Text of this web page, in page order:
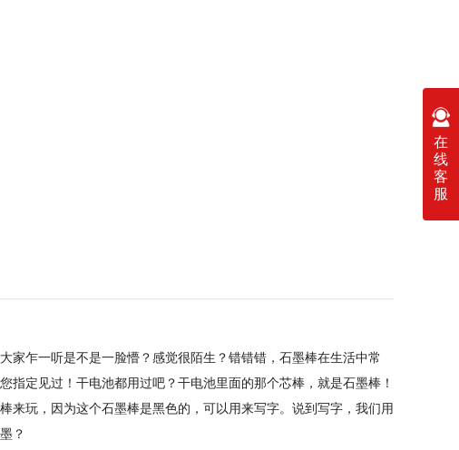
家乍一听是不是一脸懵？感觉很陌生？错错错，石墨棒在生活中常
定见过！干电池都用过吧？干电池里面的那个芯棒，就是石墨棒！
来玩，因为这个石墨棒是黑色的，可以用来写字。说到写字，我们用
？
在
线
客
服